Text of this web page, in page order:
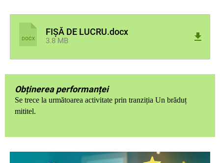
DOCX
FIȘĂ DE LUCRU.docx
3.8 MB
Obținerea performanței
Se trece la următoarea activitate prin tranziția Un brăduț
mititel.